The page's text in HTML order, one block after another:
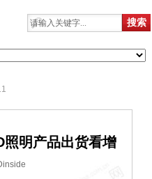
明产品出货看增